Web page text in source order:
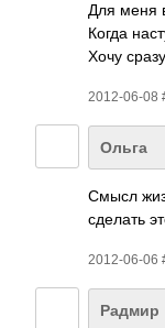
Для меня
Когда
Хочу
2012-06-08
Ольга
Смысл
сделать
2012-06-06
Радмир